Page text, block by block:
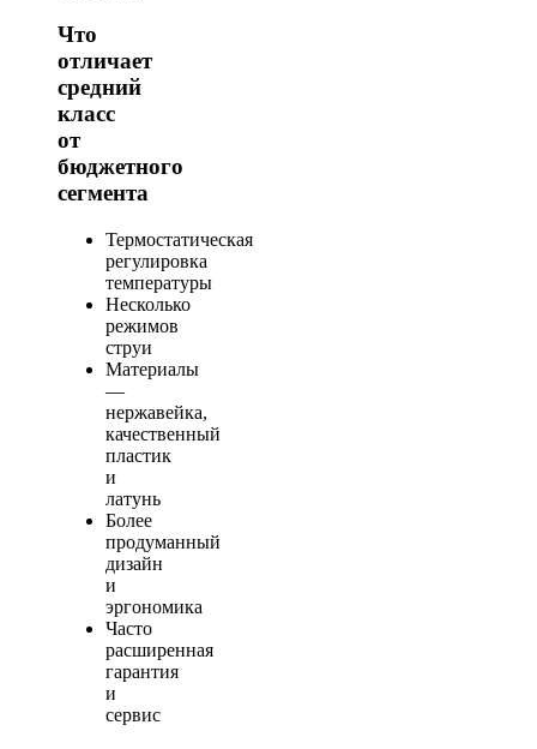
Что
отличает
средний
класс
от
бюджетного
сегмента
Термостатическая
регулировка
температуры
Несколько
режимов
струи
Материалы
—
нержавейка,
качественный
пластик
и
латунь
Более
продуманный
дизайн
и
эргономика
Часто
расширенная
гарантия
и
сервис